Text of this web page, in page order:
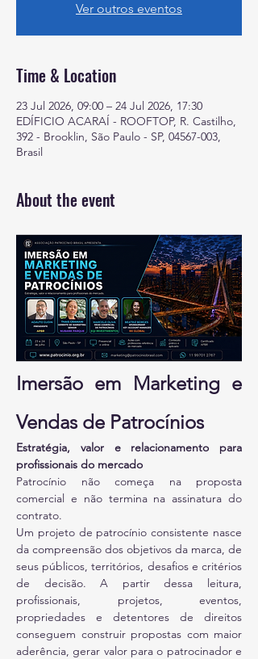
Ver outros eventos
Time & Location
23 Jul 2026, 09:00 – 24 Jul 2026, 17:30
EDÍFICIO ACARAÍ - ROOFTOP, R. Castilho,
392 - Brooklin, São Paulo - SP, 04567-003,
Brasil
About the event
Imersão em Marketing e
Vendas de Patrocínios
Estratégia, valor e relacionamento para
profissionais do mercado
Patrocínio não começa na proposta
comercial e não termina na assinatura do
contrato.
Um projeto de patrocínio consistente nasce
da compreensão dos objetivos da marca, de
seus públicos, territórios, desafios e critérios
de decisão. A partir dessa leitura,
profissionais, projetos, eventos,
propriedades e detentores de direitos
conseguem construir propostas com maior
aderência, gerar valor para o patrocinador e